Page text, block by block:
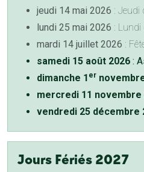
jeudi 14 mai 2026 : Jeudi
lundi 25 mai 2026 : Lundi
mardi 14 juillet 2026 :
samedi 15 août 2026 :
dimanche 1 er
mercredi 11 novembre
vendredi 25 décembre
Jours Fériés 2027